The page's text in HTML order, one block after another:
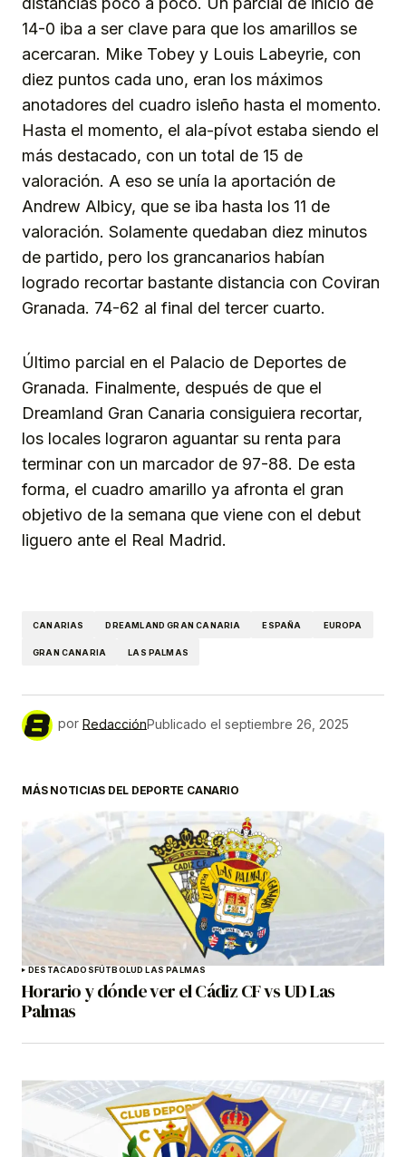
14-0 iba a ser clave para que los amarillos se
acercaran. Mike Tobey y Louis Labeyrie, con
diez puntos cada uno, eran los máximos
anotadores del cuadro isleño hasta el momento.
Hasta el momento, el ala-pívot estaba siendo el
más destacado, con un total de 15 de
valoración. A eso se unía la aportación de
Andrew Albicy, que se iba hasta los 11 de
valoración. Solamente quedaban diez minutos
de partido, pero los grancanarios habían
logrado recortar bastante distancia con Coviran
Granada. 74-62 al final del tercer cuarto.
Último parcial en el Palacio de Deportes de
Granada. Finalmente, después de que el
Dreamland Gran Canaria consiguiera recortar,
los locales lograron aguantar su renta para
terminar con un marcador de 97-88. De esta
forma, el cuadro amarillo ya afronta el gran
objetivo de la semana que viene con el debut
liguero ante el Real Madrid.
CANARIAS DREAMLAND GRAN CANARIA ESPAÑA EUROPA
GRAN CANARIA LAS PALMAS
por RedacciónPublicado el septiembre 26, 2025
MÁS NOTICIAS DEL DEPORTE CANARIO
DESTACADOS FÚTBOLUD LAS PALMAS
Horario y dónde ver el Cádiz CF vs UD Las
Palmas